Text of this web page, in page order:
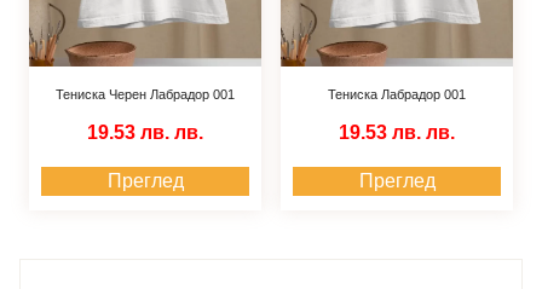
Тениска Черен Лабрадор 001
19.53 лв. лв.
Преглед
Тениска Лабрадор 001
19.53 лв. лв.
Преглед